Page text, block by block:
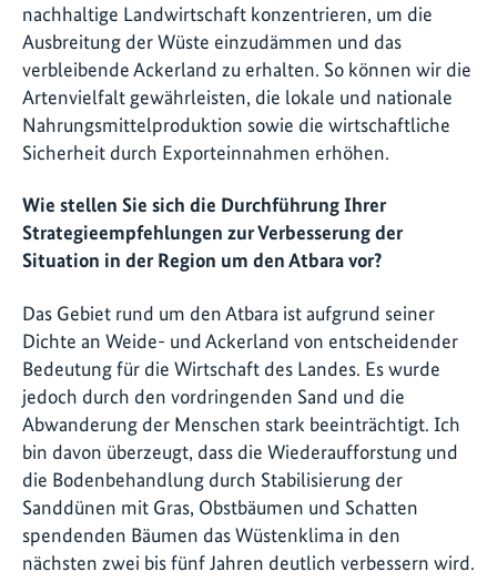
nachhaltige Landwirtschaft konzentrieren, um die
Ausbreitung der Wüste einzudämmen und das
verbleibende Ackerland zu erhalten. So können wir die
Artenvielfalt gewährleisten, die lokale und nationale
Nahrungsmittelproduktion sowie die wirtschaftliche
Sicherheit durch Exporteinnahmen erhöhen.
Wie stellen Sie sich die Durchführung Ihrer
Strategieempfehlungen zur Verbesserung der
Situation in der Region um den Atbara vor?
Das Gebiet rund um den Atbara ist aufgrund seiner
Dichte an Weide- und Ackerland von entscheidender
Bedeutung für die Wirtschaft des Landes. Es wurde
jedoch durch den vordringenden Sand und die
Abwanderung der Menschen stark beeinträchtigt. Ich
bin davon überzeugt, dass die Wiederaufforstung und
die Bodenbehandlung durch Stabilisierung der
Sanddünen mit Gras, Obstbäumen und Schatten
spendenden Bäumen das Wüstenklima in den
nächsten zwei bis fünf Jahren deutlich verbessern wird.